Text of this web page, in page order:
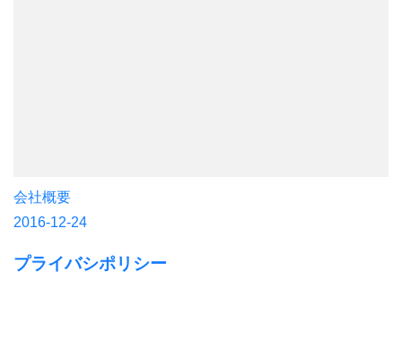
会社概要
2016-12-24
プライバシポリシー